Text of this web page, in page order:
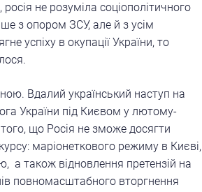
не розуміла соціополітичного
з опором ЗСУ, але й з усім
успіху в окупації України, то
Вдалий український наступ на
України під Києвом у лютому-
що Росія не зможе досягти
маріонеткового режиму в Києві,
а також відновлення претензій на
повномасштабного вторгнення